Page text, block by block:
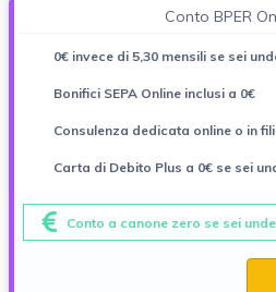
Conto BPER
0€ invece di 5,30 mensili se sei
Bonifici SEPA Online inclusi a 0€
Consulenza dedicata online o in
Carta di Debito Plus a 0€ se sei
Conto a canone zero se sei